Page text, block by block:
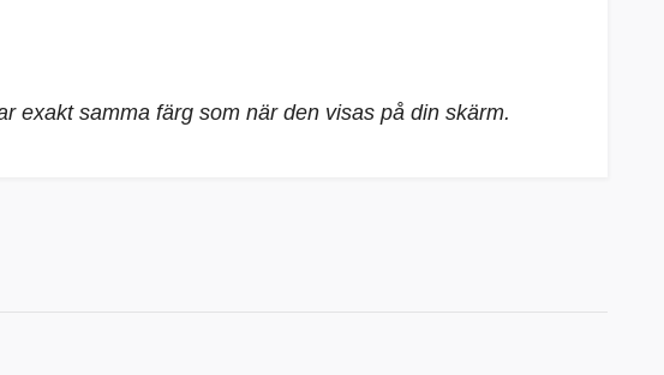
exakt samma färg som när den visas på din skärm.